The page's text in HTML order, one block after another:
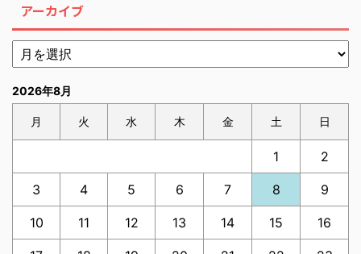
アーカイブ
2026年8月
月 火 水 木 金 土 日
1 2
3 4 5 6 7 8 9
10 11 12 13 14 15 16